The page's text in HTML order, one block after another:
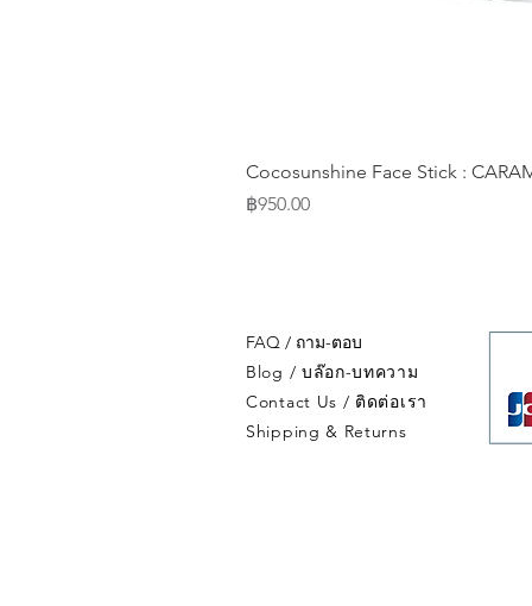
Cocosunshine Face Stick :
Price
฿950.00
FAQ / ถาม-ตอบ
Blog / บล๊อก-บทความ
Contact Us / ติดต่อเรา
Shipping & Returns